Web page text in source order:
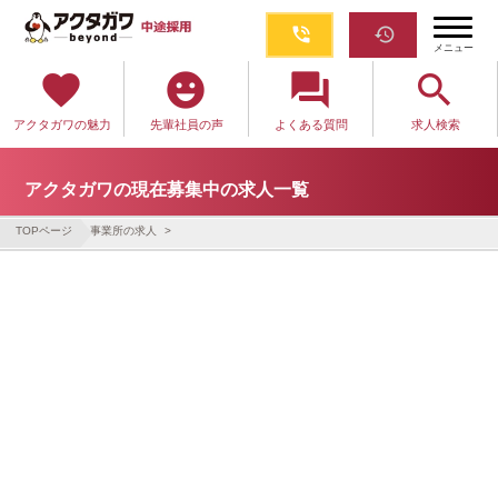
phone_in_talk restore
メニュー
favorite
アクタガワの魅力
emoji_emotions
先輩社員の声
question_answer
よくある質問
search
求人検索
アクタガワの現在募集中の求人一覧
TOPページ 事業所の求人